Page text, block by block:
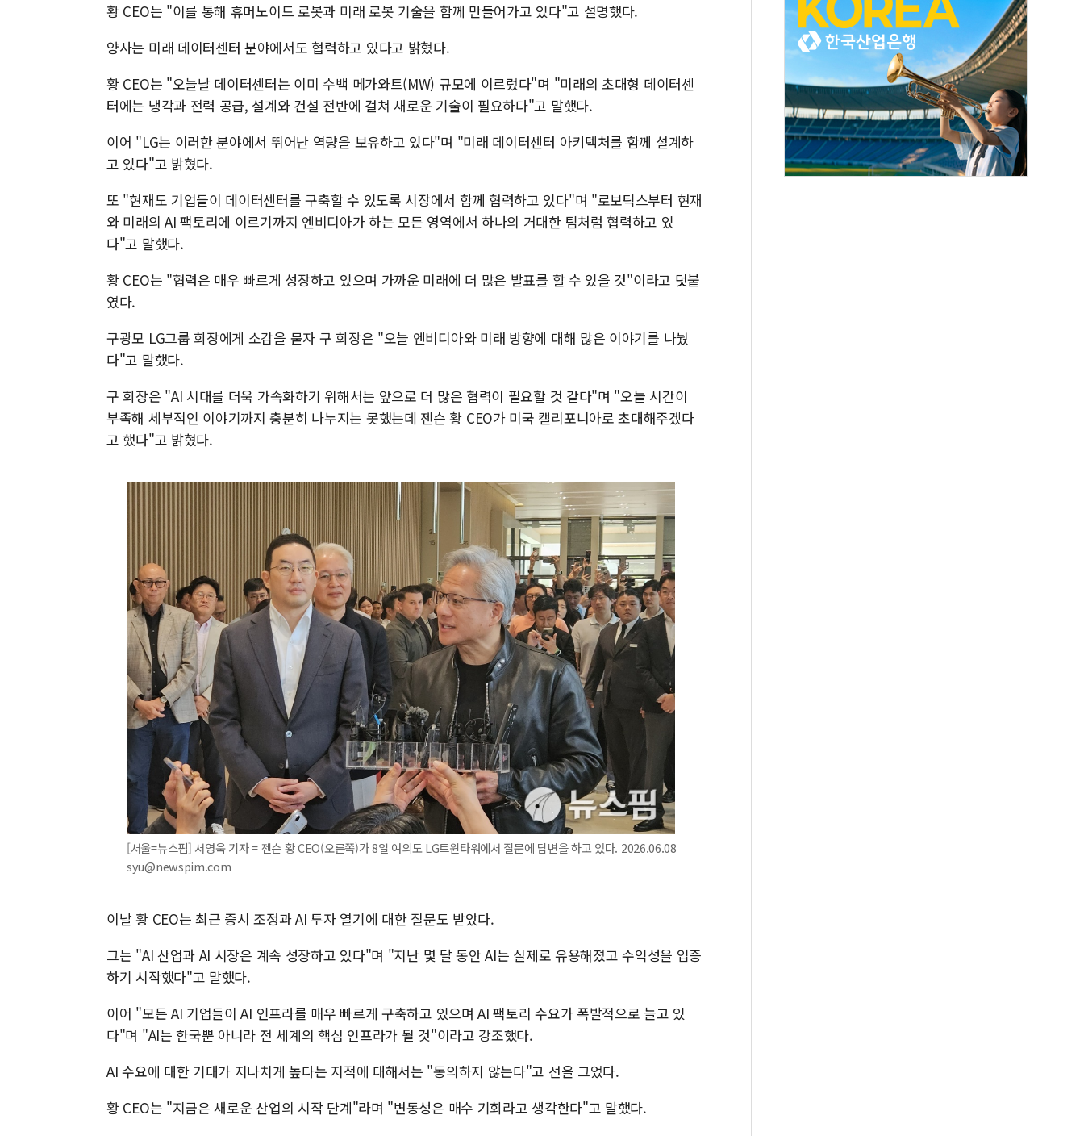
황 CEO는 "이를 통해 휴머노이드 로봇과 미래 로봇 기술을 함께 만들어가고 있다"고 설명했다.
양사는 미래 데이터센터 분야에서도 협력하고 있다고 밝혔다.
황 CEO는 "오늘날 데이터센터는 이미 수백 메가와트(MW) 규모에 이르렀다"며 "미래의 초대형 데이터센
터에는 냉각과 전력 공급, 설계와 건설 전반에 걸쳐 새로운 기술이 필요하다"고 말했다.
이어 "LG는 이러한 분야에서 뛰어난 역량을 보유하고 있다"며 "미래 데이터센터 아키텍처를 함께 설계하
고 있다"고 밝혔다.
또 "현재도 기업들이 데이터센터를 구축할 수 있도록 시장에서 함께 협력하고 있다"며 "로보틱스부터 현재
와 미래의 AI 팩토리에 이르기까지 엔비디아가 하는 모든 영역에서 하나의 거대한 팀처럼 협력하고 있
다"고 말했다.
황 CEO는 "협력은 매우 빠르게 성장하고 있으며 가까운 미래에 더 많은 발표를 할 수 있을 것"이라고 덧붙
였다.
구광모 LG그룹 회장에게 소감을 묻자 구 회장은 "오늘 엔비디아와 미래 방향에 대해 많은 이야기를 나눴
다"고 말했다.
구 회장은 "AI 시대를 더욱 가속화하기 위해서는 앞으로 더 많은 협력이 필요할 것 같다"며 "오늘 시간이
부족해 세부적인 이야기까지 충분히 나누지는 못했는데 젠슨 황 CEO가 미국 캘리포니아로 초대해주겠다
고 했다"고 밝혔다.
[서울=뉴스핌] 서영욱 기자 = 젠슨 황 CEO(오른쪽)가 8일 여의도 LG트윈타워에서 질문에 답변을 하고 있다. 2026.06.08
syu@newspim.com
이날 황 CEO는 최근 증시 조정과 AI 투자 열기에 대한 질문도 받았다.
그는 "AI 산업과 AI 시장은 계속 성장하고 있다"며 "지난 몇 달 동안 AI는 실제로 유용해졌고 수익성을 입증
하기 시작했다"고 말했다.
이어 "모든 AI 기업들이 AI 인프라를 매우 빠르게 구축하고 있으며 AI 팩토리 수요가 폭발적으로 늘고 있
다"며 "AI는 한국뿐 아니라 전 세계의 핵심 인프라가 될 것"이라고 강조했다.
AI 수요에 대한 기대가 지나치게 높다는 지적에 대해서는 "동의하지 않는다"고 선을 그었다.
황 CEO는 "지금은 새로운 산업의 시작 단계"라며 "변동성은 매수 기회라고 생각한다"고 말했다.